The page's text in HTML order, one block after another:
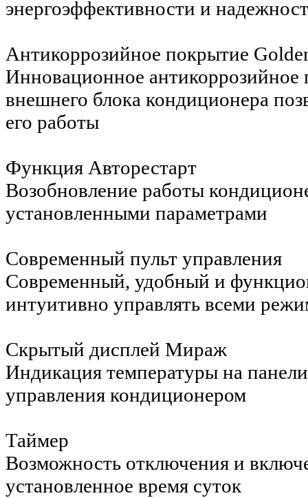
энергоэффективности и
Антикоррозийное покрытие
Инновационное антикоррозийное
внешнего блока кондиционера
его работы
Функция Авторестарт
Возобновление работы
установленными параметрами
Современный пульт управления
Современный, удобный и
интуитивно управлять всеми
Скрытый дисплей Мираж
Индикация температуры на
управления кондиционером
Таймер
Возможность отключения и
установленное время суток